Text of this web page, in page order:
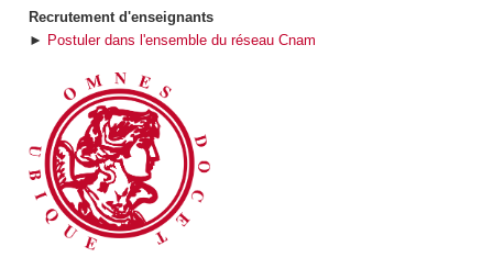
Recrutement d'enseignants
► Postuler dans l'ensemble du réseau Cnam